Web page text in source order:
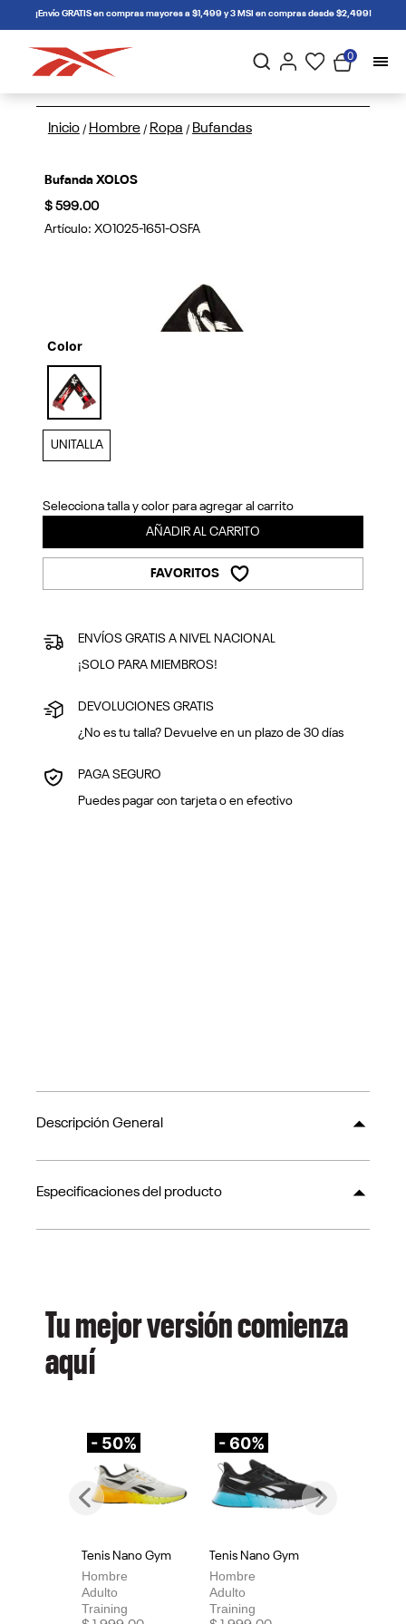
connectif¡Envío GRATIS en compras mayores a $1,499 y 3 MSI en compras desde $2,499!
0
Inicio / Hombre / Ropa / Bufandas
Bufanda XOLOS
$ 599.00
Artículo:XO1025-1651-OSFA
Previous
Color
selected
UNITALLA
Selecciona talla y color para agregar al carrito
AÑADIR AL CARRITO
FAVORITOS
ENVÍOS GRATIS A NIVEL NACIONAL
¡SOLO PARA MIEMBROS!
DEVOLUCIONES GRATIS
¿No es tu talla? Devuelve en un plazo de 30 días
PAGA SEGURO
Puedes pagar con tarjeta o en efectivo
Descripción General
Especificaciones del producto
Tu mejor versión comienza
aquí
- 50%
Tenis Nano Gym
Hombre
Adulto
Training
- 60%
Tenis Nano Gym
Hombre
Adulto
Training
Previous